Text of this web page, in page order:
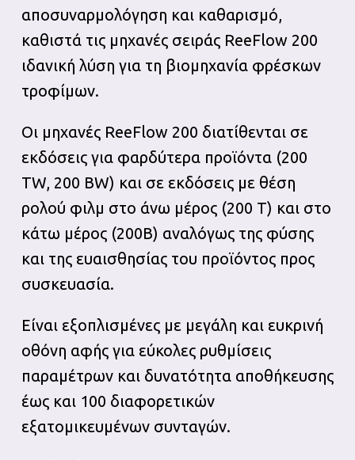
αποσυναρμολόγηση και καθαρισμό,
καθιστά τις μηχανές σειράς ReeFlow 200
ιδανική λύση για τη βιομηχανία φρέσκων
τροφίμων.
Οι μηχανές ReeFlow 200 διατίθενται σε
εκδόσεις για φαρδύτερα προϊόντα (200
TW, 200 BW) και σε εκδόσεις με θέση
ρολού φιλμ στο άνω μέρος (200 T) και στο
κάτω μέρος (200B) αναλόγως της φύσης
και της ευαισθησίας του προϊόντος προς
συσκευασία.
Είναι εξοπλισμένες με μεγάλη και ευκρινή
οθόνη αφής για εύκολες ρυθμίσεις
παραμέτρων και δυνατότητα αποθήκευσης
έως και 100 διαφορετικών
εξατομικευμένων συνταγών.